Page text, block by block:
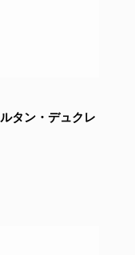
タン・デュクレ